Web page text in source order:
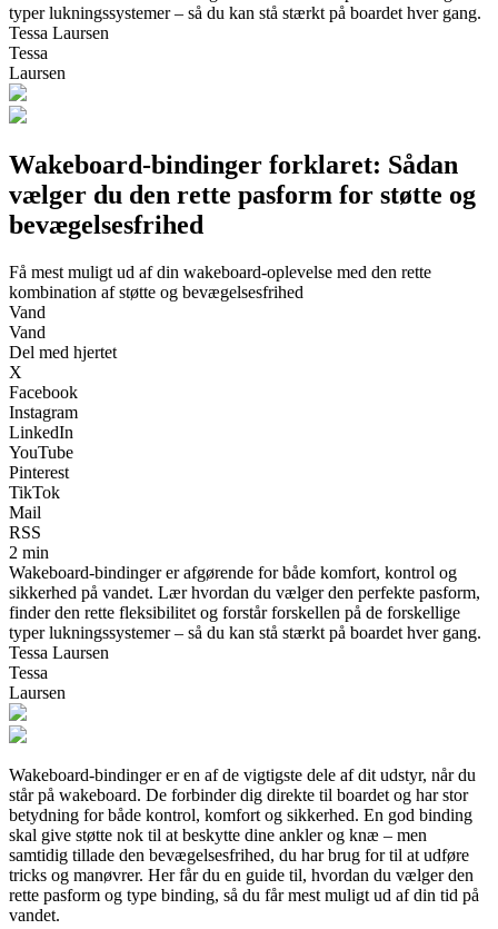
typer lukningssystemer – så du kan stå stærkt på boardet hver gang.
Tessa Laursen
Tessa
Laursen
Wakeboard-bindinger forklaret: Sådan
vælger du den rette pasform for støtte og
bevægelsesfrihed
Få mest muligt ud af din wakeboard-oplevelse med den rette
kombination af støtte og bevægelsesfrihed
Vand
Vand
Del med hjertet
X
Facebook
Instagram
LinkedIn
YouTube
Pinterest
TikTok
Mail
RSS
2 min
Wakeboard-bindinger er afgørende for både komfort, kontrol og
sikkerhed på vandet. Lær hvordan du vælger den perfekte pasform,
finder den rette fleksibilitet og forstår forskellen på de forskellige
typer lukningssystemer – så du kan stå stærkt på boardet hver gang.
Tessa Laursen
Tessa
Laursen
Wakeboard-bindinger er en af de vigtigste dele af dit udstyr, når du
står på wakeboard. De forbinder dig direkte til boardet og har stor
betydning for både kontrol, komfort og sikkerhed. En god binding
skal give støtte nok til at beskytte dine ankler og knæ – men
samtidig tillade den bevægelsesfrihed, du har brug for til at udføre
tricks og manøvrer. Her får du en guide til, hvordan du vælger den
rette pasform og type binding, så du får mest muligt ud af din tid på
vandet.